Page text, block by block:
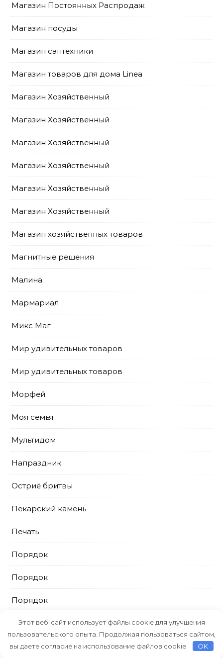
Магазин Постоянных Распродаж
Магазин посуды
Магазин сантехники
Магазин товаров для дома Linea
Магазин Хозяйственный
Магазин Хозяйственный
Магазин Хозяйственный
Магазин Хозяйственный
Магазин Хозяйственный
Магазин Хозяйственный
Магазин хозяйственных товаров
Магнитные решения
Малина
Мармариал
Микс Маг
Мир удивительных товаров
Мир удивительных товаров
Морфей
Моя семья
Мультидом
Напраздник
Остриё бритвы
Пекарский камень
Печать
Порядок
Порядок
Порядок
ПрестижСервис
Промтовары
Этот веб-сайт использует файлы cookie для улучшения
пользовательского опыта. Продолжая пользоваться сайтом,
вы даете согласие на использование файлов cookie.
OK